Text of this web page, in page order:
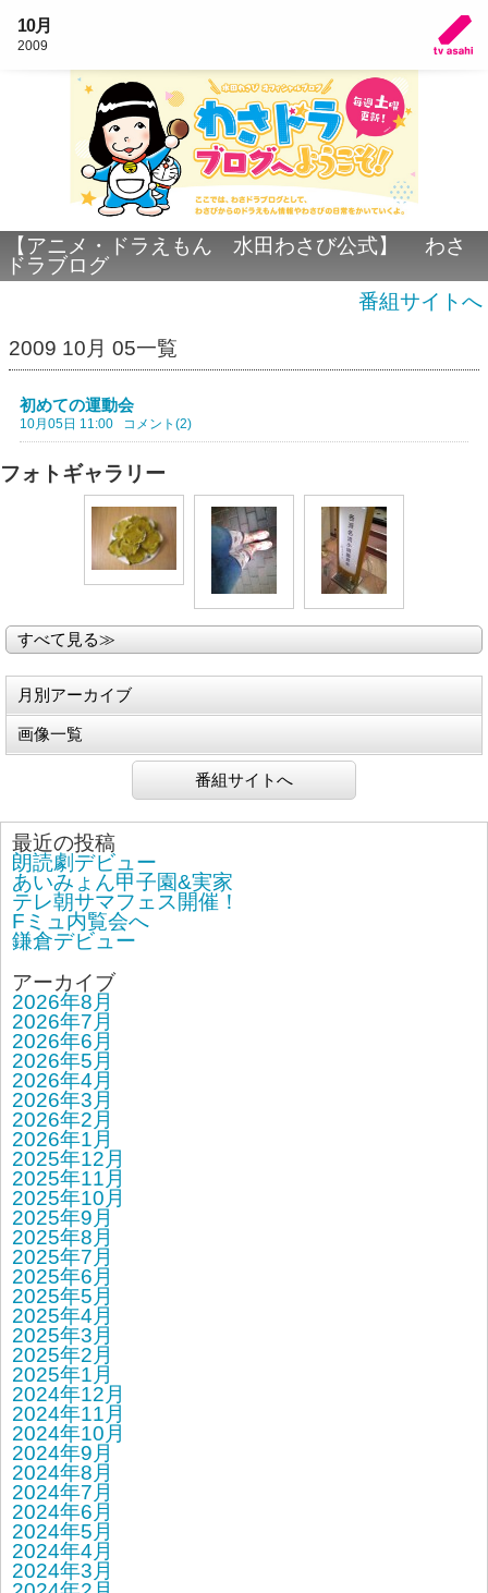
10月
2009
【アニメ・ドラえもん 水田わさび公式】 わさ
ドラブログ
番組サイトへ
2009 10月 05一覧
初めての運動会
10月05日 11:00 コメント(2)
フォトギャラリー
すべて見る≫
月別アーカイブ
画像一覧
番組サイトへ
最近の投稿
朗読劇デビュー
あいみょん甲子園&実家
テレ朝サマフェス開催！
Fミュ内覧会へ
鎌倉デビュー
アーカイブ
2026年8月
2026年7月
2026年6月
2026年5月
2026年4月
2026年3月
2026年2月
2026年1月
2025年12月
2025年11月
2025年10月
2025年9月
2025年8月
2025年7月
2025年6月
2025年5月
2025年4月
2025年3月
2025年2月
2025年1月
2024年12月
2024年11月
2024年10月
2024年9月
2024年8月
2024年7月
2024年6月
2024年5月
2024年4月
2024年3月